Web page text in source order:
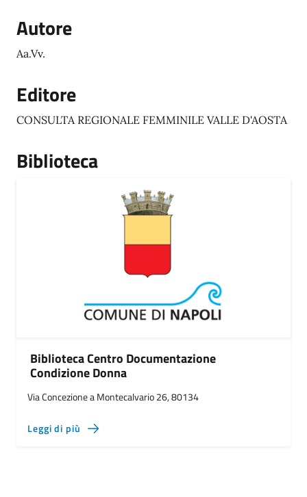
Autore
Aa.Vv.
Editore
CONSULTA REGIONALE FEMMINILE VALLE D'AOSTA
Biblioteca
Biblioteca Centro Documentazione
Condizione Donna
Via Concezione a Montecalvario 26, 80134
Leggi di più